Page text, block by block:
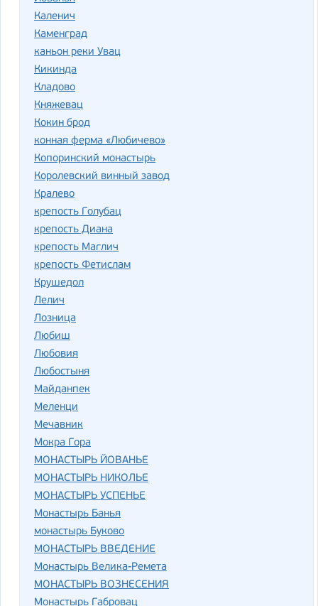
Каленич
Каменград
каньон реки Увац
Кикинда
Кладово
Княжевац
Кокин брод
конная ферма «Любичево»
Копоринский монастырь
Королевский винный завод
Кралево
крепость Голубац
крепость Диана
крепость Маглич
крепость Фетислам
Крушедол
Лелич
Лозница
Любиш
Любовия
Любостыня
Майданпек
Меленци
Мечавник
Мокра Гора
МОНАСТЫРЬ ЙОВАНЬЕ
МОНАСТЫРЬ НИКОЛЬЕ
МОНАСТЫРЬ УСПЕНЬЕ
Монастырь Банья
монастырь Буково
МОНАСТЫРЬ ВВЕДЕНИЕ
Монастырь Велика-Ремета
МОНАСТЫРЬ ВОЗНЕСЕНИЯ
Монастырь Габровац